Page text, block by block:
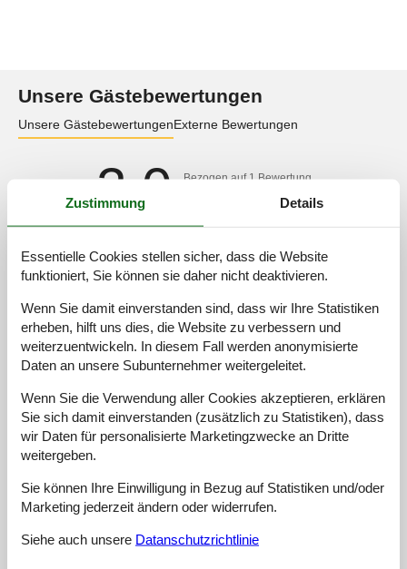
Unsere Gästebewertungen
Unsere GästebewertungenExterne Bewertungen
2,0 Bezogen auf1Bewertung
Bewertung ist vom 30.07.2023
5
4
2
1 (0)
Kommentare
Keine Bewertungen haben Kommentare auf Deutsch
1 Bewertung hat einen Kommentar in einer anderen Sprache.
Siehe stattdessen 1 externe Bewertung.
Zustimmung Details
Essentielle Cookies stellen sicher, dass die Website
funktioniert, Sie können sie daher nicht deaktivieren.
Wenn Sie damit einverstanden sind, dass wir Ihre Statistiken
erheben, hilft uns dies, die Website zu verbessern und
weiterzuentwickeln. In diesem Fall werden anonymisierte
Daten an unsere Subunternehmer weitergeleitet.
Wenn Sie die Verwendung aller Cookies akzeptieren, erklären
Sie sich damit einverstanden (zusätzlich zu Statistiken), dass
wir Daten für personalisierte Marketingzwecke an Dritte
weitergeben.
Sie können Ihre Einwilligung in Bezug auf Statistiken und/oder
Marketing jederzeit ändern oder widerrufen.
Siehe auch unsere Datanschutzrichtlinie